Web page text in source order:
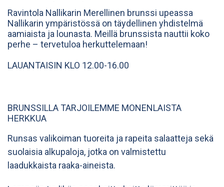
Ravintola Nallikarin Merellinen brunssi upeassa
Nallikarin ympäristössä on täydellinen yhdistelmä
aamiaista ja lounasta. Meillä brunssista nauttii koko
perhe – tervetuloa herkuttelemaan!
LAUANTAISIN KLO 12.00-16.00
BRUNSSILLA TARJOILEMME MONENLAISTA
HERKKUA
Runsas valikoiman tuoreita ja rapeita salaatteja sekä
suolaisia alkupaloja, jotka on valmistettu
laadukkaista raaka-aineista.